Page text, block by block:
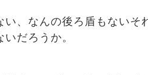
、なんの後ろ盾もないそ
だろうか。